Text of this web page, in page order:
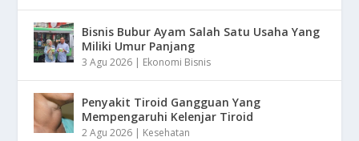
Bisnis Bubur Ayam Salah Satu Usaha Yang
Miliki Umur Panjang
3 Agu 2026 | Ekonomi Bisnis
Penyakit Tiroid Gangguan Yang
Mempengaruhi Kelenjar Tiroid
2 Agu 2026 | Kesehatan